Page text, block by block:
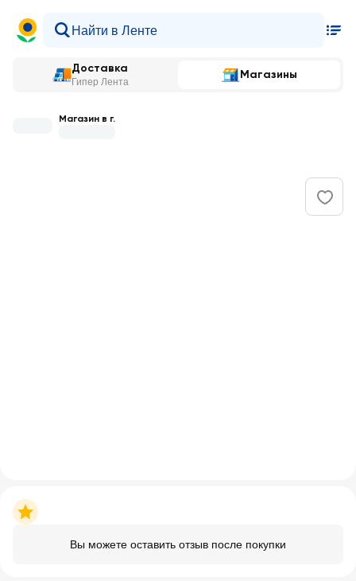
Доставка
Гипер Лента
Магазины
Магазин в г.
Вы можете оставить отзыв после покупки